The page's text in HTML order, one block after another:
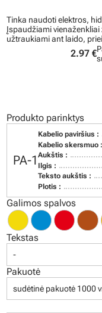
Tinka naudoti elektros,
Įspaudžiami
užtraukiami ant laido,
2.97 €
Produkto parinktys
PA-1
Kabelio paviršius :
Kabelio skersmuo :
Aukštis :
Ilgis :
Teksto aukštis :
Plotis :
Galimos spalvos
Tekstas
-
Pakuotė
sudėtinė pakuotė 1000